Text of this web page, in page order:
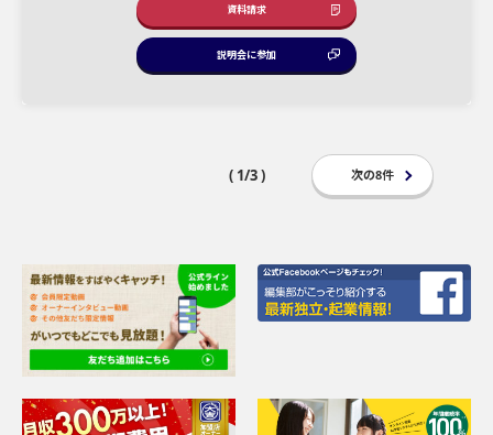
資料請求
説明会に参加
次の8件
( 1/3 )